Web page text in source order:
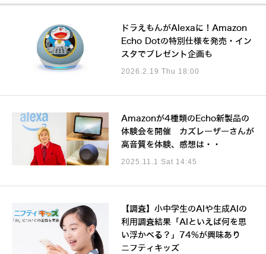
ドラえもんがAlexaに！Amazon
Echo Dotの特別仕様を発売・イン
スタでプレゼント企画も
2026.2.19 Thu 18:00
Amazonが4種類のEcho新製品の
体験会を開催 カズレーザーさんが
高音質を体験、感想は・・
2025.11.1 Sat 14:45
【調査】小中学生のAIや生成AIの
利用調査結果「AIといえば何を思
い浮かべる？」74%が興味あり
ニフティキッズ